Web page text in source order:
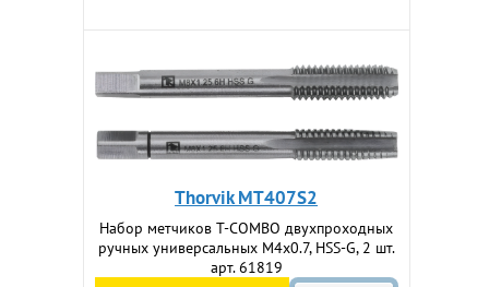
Thorvik MT407S2
Набор метчиков T-COMBO двухпроходных
ручных универсальных М4х0.7, HSS-G, 2 шт.
арт. 61819